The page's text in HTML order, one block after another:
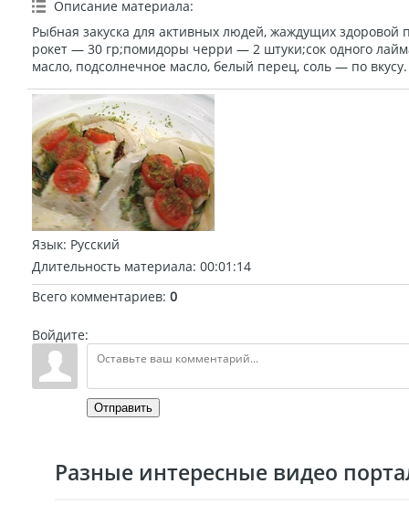
Описание материала:
Рыбная закуска для активных людей, жаждущих здоровой
рокет — 30 гр;помидоры черри — 2 штуки;сок одного
масло, подсолнечное масло, белый перец, соль — по вкусу.
Язык: Русский
Длительность материала: 00:01:14
Всего комментариев: 0
Войдите:
Отправить
Разные интересные видео